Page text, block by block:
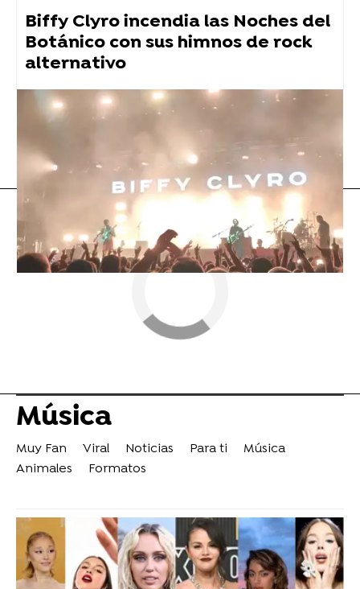
Biffy Clyro incendia las Noches del
Botánico con sus himnos de rock
alternativo
Maluma
Flooxer Now » Música
Música
Muy Fan Viral Noticias Para ti
Música
Animales
Formatos